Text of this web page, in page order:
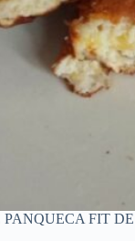
PANQUECA FIT